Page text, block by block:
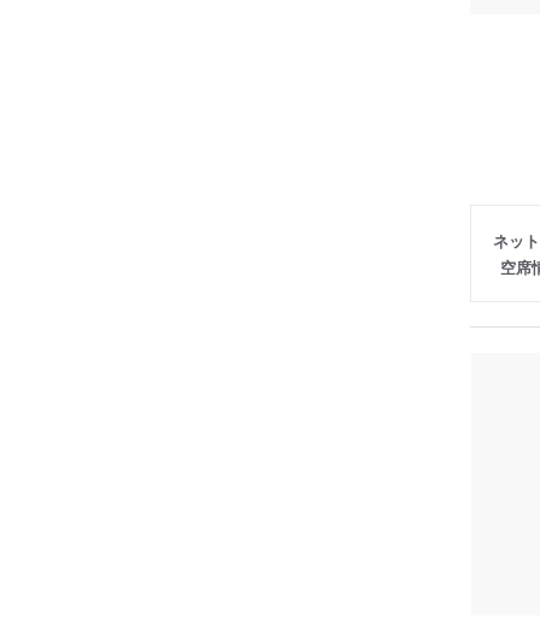
ネッ
空席